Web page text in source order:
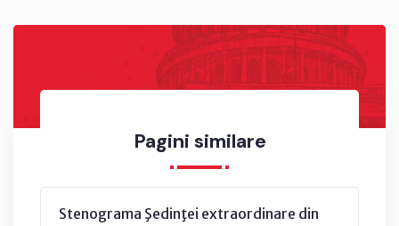
Pagini similare
Stenograma Şedinţei extraordinare din